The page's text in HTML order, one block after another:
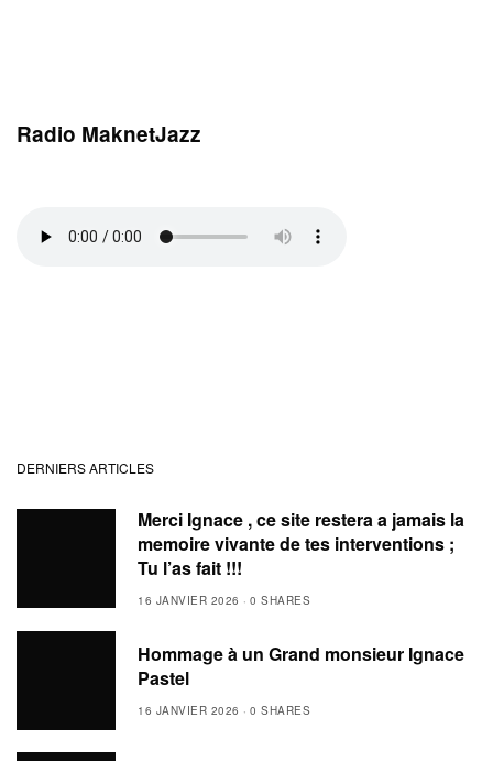
Radio MaknetJazz
DERNIERS ARTICLES
Merci Ignace , ce site restera a jamais la
memoire vivante de tes interventions ;
Tu l’as fait !!!
16 JANVIER 2026 0 SHARES
Hommage à un Grand monsieur Ignace
Pastel
16 JANVIER 2026 0 SHARES